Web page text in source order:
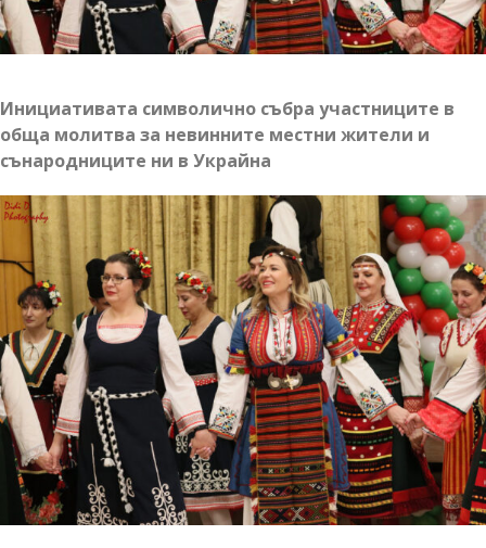
Инициативата символично събра участниците в
обща молитва за невинните местни жители и
сънародниците ни в Украйна